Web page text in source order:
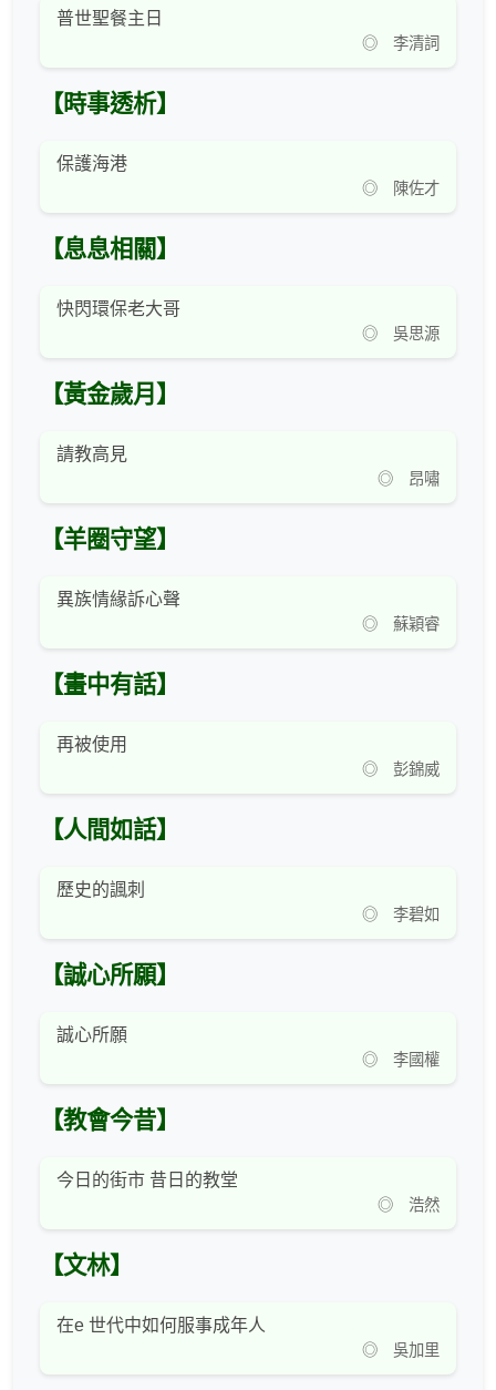
普世聖餐主日
◎ 李清詞
【時事透析】
保護海港
◎ 陳佐才
【息息相關】
快閃環保老大哥
◎ 吳思源
【黃金歲月】
請教高見
◎ 昂嘯
【羊圈守望】
異族情緣訴心聲
◎ 蘇穎睿
【畫中有話】
再被使用
◎ 彭錦威
【人間如話】
歷史的諷刺
◎ 李碧如
【誠心所願】
誠心所願
◎ 李國權
【教會今昔】
今日的街市 昔日的教堂
◎ 浩然
【文林】
在e 世代中如何服事成年人
◎ 吳加里